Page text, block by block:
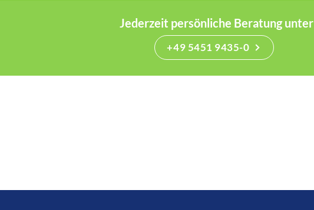
Jederzeit persönliche Beratung unter
+49 5451 9435-0